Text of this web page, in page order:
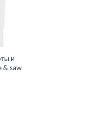
и
& saw